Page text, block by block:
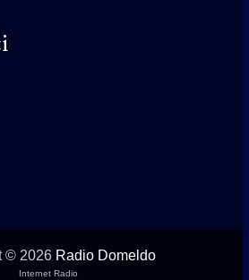
© 2026 Radio Domeldo
Internet Radio